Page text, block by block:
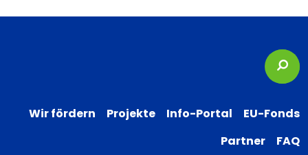
Wir fördern Projekte Info-Portal
EU-Fonds
Partner
FAQ